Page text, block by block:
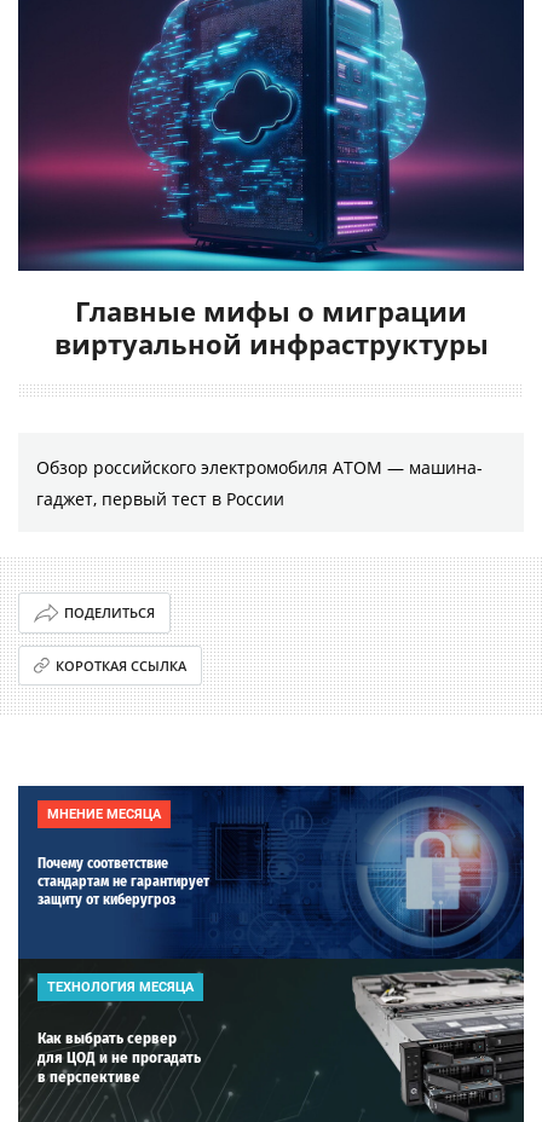
Главные мифы о миграции
виртуальной инфраструктуры
Обзор российского электромобиля АТОМ — машина-
гаджет, первый тест в России
ПОДЕЛИТЬСЯ
КОРОТКАЯ ССЫЛКА
МНЕНИЕ МЕСЯЦА
Почему соответствие
стандартам не гарантирует
защиту от киберугроз
ТЕХНОЛОГИЯ МЕСЯЦА
Как выбрать сервер
для ЦОД и не прогадать
в перспективе